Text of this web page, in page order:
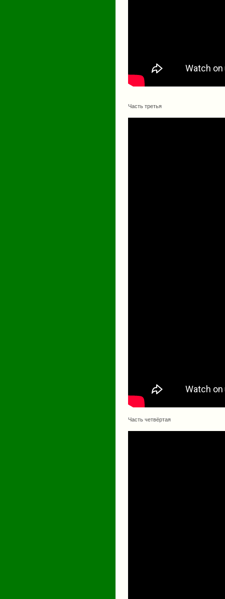
Часть третья
Часть четвёртая